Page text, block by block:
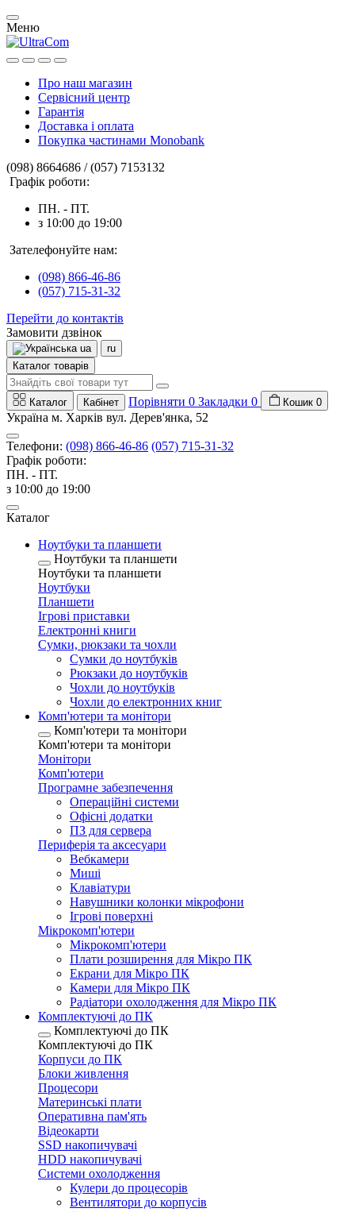
Меню
Про наш магазин
Сервісний центр
Гарантія
Доставка і оплата
Покупка частинами Monobank
(098) 8664686 / (057) 7153132
Графік роботи:
ПН. - ПТ.
з 10:00 до 19:00
Зателефонуйте нам:
(098) 866-46-86
(057) 715-31-32
Перейти до контактів
Замовити дзвінок
ua
ru
Каталог товарів
Каталог Кабінет Порівняти 0 Закладки 0 Кошик 0
Україна м. Харків вул. Дерев'янка, 52
Телефони: (098) 866-46-86 (057) 715-31-32
Графік роботи:
ПН. - ПТ.
з 10:00 до 19:00
Каталог
Ноутбуки та планшети
Ноутбуки та планшети
Ноутбуки та планшети
Ноутбуки
Планшети
Ігрові приставки
Електронні книги
Сумки, рюкзаки та чохли
Сумки до ноутбуків
Рюкзаки до ноутбуків
Чохли до ноутбуків
Чохли до електронних книг
Комп'ютери та монітори
Комп'ютери та монітори
Комп'ютери та монітори
Монітори
Комп'ютери
Програмне забезпечення
Операційні системи
Офісні додатки
ПЗ для сервера
Периферія та аксесуари
Вебкамери
Миші
Клавіатури
Навушники колонки мікрофони
Ігрові поверхні
Мікрокомп'ютери
Мікрокомп'ютери
Плати розширення для Мікро ПК
Екрани для Мікро ПК
Камери для Мікро ПК
Радіатори охолодження для Мікро ПК
Комплектуючі до ПК
Комплектуючі до ПК
Комплектуючі до ПК
Корпуси до ПК
Блоки живлення
Процесори
Материнські плати
Оперативна пам'ять
Відеокарти
SSD накопичувачі
HDD накопичувачі
Системи охолодження
Кулери до процесорів
Вентилятори до корпусів